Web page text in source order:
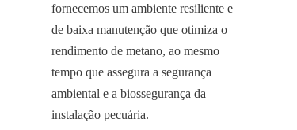
fornecemos um ambiente resiliente e
de baixa manutenção que otimiza o
rendimento de metano, ao mesmo
tempo que assegura a segurança
ambiental e a biossegurança da
instalação pecuária.